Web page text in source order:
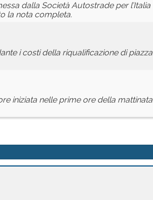
dalla Società Autostrade per l’Italia
la nota completa.
i costi della riqualificazione di piazza
iniziata nelle prime ore della mattinata